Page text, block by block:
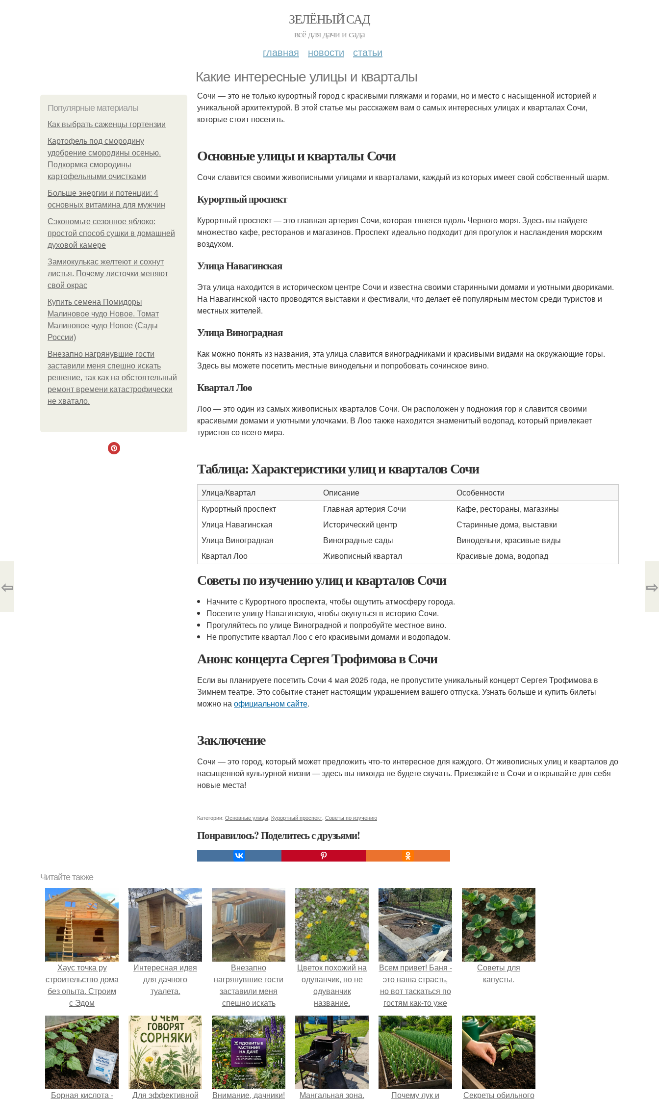
ЗЕЛЁНЫЙ САД
всё для дачи и сада
главная новости статьи
Какие интересные улицы и кварталы
Популярные материалы
Как выбрать саженцы гортензии
Картофель под смородину
удобрение смородины осенью.
Подкормка смородины
картофельными очистками
Больше энергии и потенции: 4
основных витамина для мужчин
Сэкономьте сезонное яблоко:
простой способ сушки в домашней
духовой камере
Замиокулькас желтеют и сохнут
листья. Почему листочки меняют
свой окрас
Купить семена Помидоры
Малиновое чудо Новое. Томат
Малиновое чудо Новое (Сады
России)
Внезапно нагрянувшие гости
заставили меня спешно искать
решение, так как на обстоятельный
ремонт времени катастрофически
не хватало.
Сочи — это не только курортный город с красивыми пляжами и горами, но и место с насыщенной историей и
уникальной архитектурой. В этой статье мы расскажем вам о самых интересных улицах и кварталах Сочи,
которые стоит посетить.
Основные улицы и кварталы Сочи
Сочи славится своими живописными улицами и кварталами, каждый из которых имеет свой собственный шарм.
Курортный проспект
Курортный проспект — это главная артерия Сочи, которая тянется вдоль Черного моря. Здесь вы найдете
множество кафе, ресторанов и магазинов. Проспект идеально подходит для прогулок и наслаждения морским
воздухом.
Улица Навагинская
Эта улица находится в историческом центре Сочи и известна своими старинными домами и уютными двориками.
На Навагинской часто проводятся выставки и фестивали, что делает её популярным местом среди туристов и
местных жителей.
Улица Виноградная
Как можно понять из названия, эта улица славится виноградниками и красивыми видами на окружающие горы.
Здесь вы можете посетить местные винодельни и попробовать сочинское вино.
Квартал Лоо
Лоо — это один из самых живописных кварталов Сочи. Он расположен у подножия гор и славится своими
красивыми домами и уютными улочками. В Лоо также находится знаменитый водопад, который привлекает
туристов со всего мира.
Таблица: Характеристики улиц и кварталов Сочи
Улица/Квартал Описание
Особенности
Курортный проспект
Главная артерия Сочи
Кафе, рестораны, магазины
Улица Навагинская
Исторический центр
Старинные дома, выставки
Улица Виноградная
Виноградные сады
Винодельни, красивые виды
Квартал Лоо
Живописный квартал Красивые дома, водопад
Советы по изучению улиц и кварталов Сочи
Начните с Курортного проспекта, чтобы ощутить атмосферу города.
Посетите улицу Навагинскую, чтобы окунуться в историю Сочи.
Прогуляйтесь по улице Виноградной и попробуйте местное вино.
Не пропустите квартал Лоо с его красивыми домами и водопадом.
Анонс концерта Сергея Трофимова в Сочи
Если вы планируете посетить Сочи 4 мая 2025 года, не пропустите уникальный концерт Сергея Трофимова в
Зимнем театре. Это событие станет настоящим украшением вашего отпуска. Узнать больше и купить билеты
можно наофициальном сайте.
Заключение
Сочи — это город, который может предложить что-то интересное для каждого. От живописных улиц и кварталов до
насыщенной культурной жизни — здесь вы никогда не будете скучать. Приезжайте в Сочи и открывайте для себя
новые места!
Категории: Основные улицы Курортный проспект Советы по изучению
Понравилось? Поделитесь с друзьями!
⇦ ⇨
Читайте также
Хаус точка ру
строительство дома
без опыта. Строим
с Эдом
Интересная идея
для дачного
туалета.
Внезапно
нагрянувшие гости
заставили меня
спешно искать
решение, так как на
обстоятельный
ремонт времени
катастрофически не
хватало.
Цветок похожий на
одуванчик, но не
одуванчик
название.
Описание и
фотографии
цветов, похожих на
одуванчик
Всем привет! Баня -
это наша страсть,
но вот таскаться по
гостям как-то уже
надоело.
Советы для
капусты.
Борная кислота - Для эффективной Внимание, дачники! Мангальная зона. Почему лук и Секреты обильного